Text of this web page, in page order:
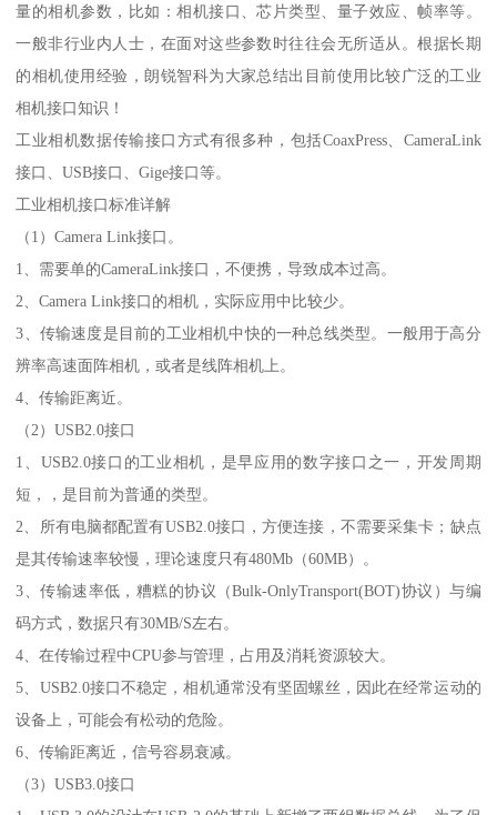
量的相机参数，比如：相机接口、芯片类型、量子效应、帧率等。
一般非行业内人士，在面对这些参数时往往会无所适从。根据长期
的相机使用经验，朗锐智科为大家总结出目前使用比较广泛的工业
相机接口知识！
工业相机数据传输接口方式有很多种，包括CoaxPress、CameraLink
接口、USB接口、Gige接口等。
工业相机接口标准详解
（1）Camera Link接口。
1、需要单的CameraLink接口，不便携，导致成本过高。
2、Camera Link接口的相机，实际应用中比较少。
3、传输速度是目前的工业相机中快的一种总线类型。一般用于高分
辨率高速面阵相机，或者是线阵相机上。
4、传输距离近。
（2）USB2.0接口
1、USB2.0接口的工业相机，是早应用的数字接口之一，开发周期
短，，是目前为普通的类型。
2、所有电脑都配置有USB2.0接口，方便连接，不需要采集卡；缺点
是其传输速率较慢，理论速度只有480Mb（60MB）。
3、传输速率低，糟糕的协议（Bulk-OnlyTransport(BOT)协议）与编
码方式，数据只有30MB/S左右。
4、在传输过程中CPU参与管理，占用及消耗资源较大。
5、USB2.0接口不稳定，相机通常没有坚固螺丝，因此在经常运动的
设备上，可能会有松动的危险。
6、传输距离近，信号容易衰减。
（3）USB3.0接口